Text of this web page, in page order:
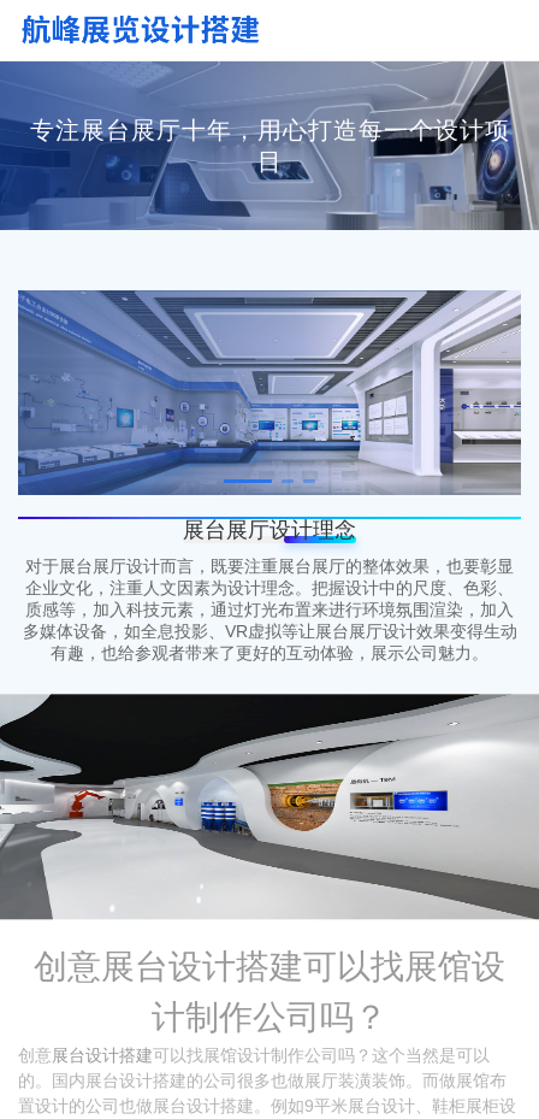
专注展台展厅十年，用心打造每一个设计项
目
展台展厅设计理念
对于展台展厅设计而言，既要注重展台展厅的整体效果，也要彰显
企业文化，注重人文因素为设计理念。把握设计中的尺度、色彩、
质感等，加入科技元素，通过灯光布置来进行环境氛围渲染，加入
多媒体设备，如全息投影、VR虚拟等让展台展厅设计效果变得生动
有趣，也给参观者带来了更好的互动体验，展示公司魅力。
创意展台设计搭建可以找展馆设
计制作公司吗？
创意展台设计搭建可以找展馆设计制作公司吗？这个当然是可以
的。国内展台设计搭建的公司很多也做展厅装潢装饰。而做展馆布
置设计的公司也做展台设计搭建。例如9平米展台设计、鞋柜展柜设